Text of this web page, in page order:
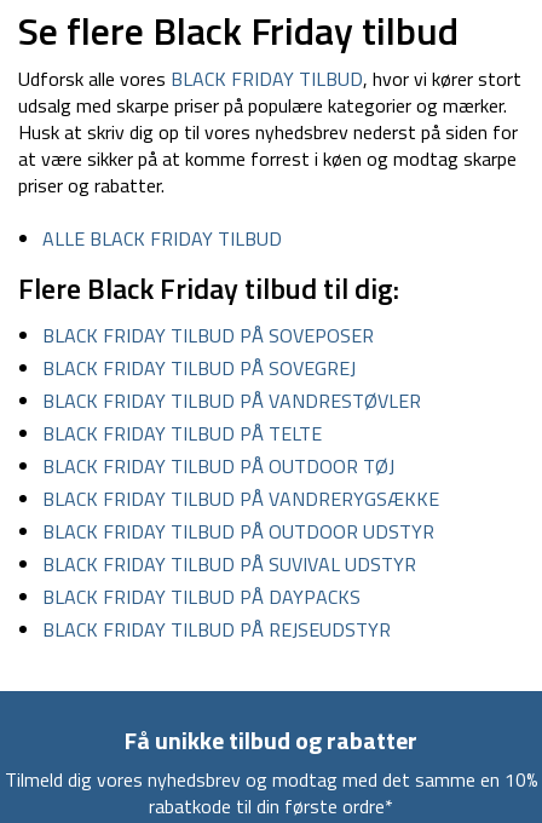
Se flere Black Friday tilbud
Udforsk alle vores BLACK FRIDAY TILBUD, hvor vi kører stort
udsalg med skarpe priser på populære kategorier og mærker.
Husk at skriv dig op til vores nyhedsbrev nederst på siden for
at være sikker på at komme forrest i køen og modtag skarpe
priser og rabatter.
ALLE BLACK FRIDAY TILBUD
Flere Black Friday tilbud til dig:
BLACK FRIDAY TILBUD PÅ SOVEPOSER
BLACK FRIDAY TILBUD PÅ SOVEGREJ
BLACK FRIDAY TILBUD PÅ VANDRESTØVLER
BLACK FRIDAY TILBUD PÅ TELTE
BLACK FRIDAY TILBUD PÅ OUTDOOR TØJ
BLACK FRIDAY TILBUD PÅ VANDRERYGSÆKKE
BLACK FRIDAY TILBUD PÅ OUTDOOR UDSTYR
BLACK FRIDAY TILBUD PÅ SUVIVAL UDSTYR
BLACK FRIDAY TILBUD PÅ DAYPACKS
BLACK FRIDAY TILBUD PÅ REJSEUDSTYR
Få unikke tilbud og rabatter
Tilmeld dig vores nyhedsbrev og modtag med det samme en 10%
rabatkode til din første ordre*